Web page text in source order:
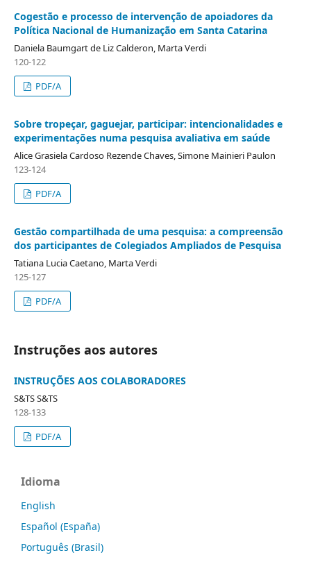
Cogestão e processo de intervenção de apoiadores da
Política Nacional de Humanização em Santa Catarina
Daniela Baumgart de Liz Calderon, Marta Verdi
120-122
PDF/A
Sobre tropeçar, gaguejar, participar: intencionalidades e
experimentações numa pesquisa avaliativa em saúde
Alice Grasiela Cardoso Rezende Chaves, Simone Mainieri Paulon
123-124
PDF/A
Gestão compartilhada de uma pesquisa: a compreensão
dos participantes de Colegiados Ampliados de Pesquisa
Tatiana Lucia Caetano, Marta Verdi
125-127
PDF/A
Instruções aos autores
INSTRUÇÕES AOS COLABORADORES
S&TS S&TS
128-133
PDF/A
Idioma
English
Español (España)
Português (Brasil)